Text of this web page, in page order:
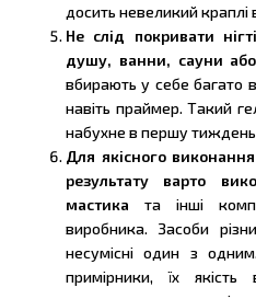
досить невеликий краплі
Не слід покривати
душу, ванни, сауни
вбирають у себе багато
навіть праймер. Такий
набухне в першу
Для якісного
результату варто
мастика та інші
виробника. Засоби
несумісні один з
примірники, їх